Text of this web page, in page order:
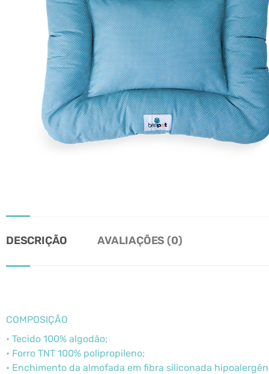
DESCRIÇÃO AVALIAÇÕES (0)
COMPOSIÇÃO
• Tecido 100% algodão;
• Forro TNT 100% polipropileno;
• Enchimento da almofada em fibra siliconada